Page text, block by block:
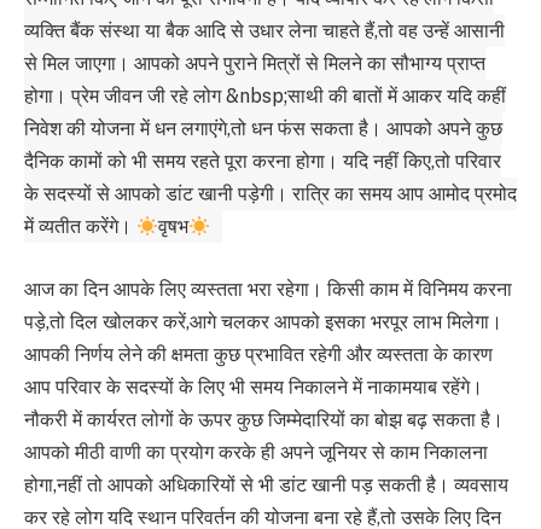
व्यक्ति बैंक संस्था या बैक आदि से उधार लेना चाहते हैं,तो वह उन्हें आसानी
से मिल जाएगा। आपको अपने पुराने मित्रों से मिलने का सौभाग्य प्राप्त
होगा। प्रेम जीवन जी रहे लोग &nbsp;साथी की बातों में आकर यदि कहीं
निवेश की योजना में धन लगाएंगे,तो धन फंस सकता है। आपको अपने कुछ
दैनिक कामों को भी समय रहते पूरा करना होगा। यदि नहीं किए,तो परिवार
के सदस्यों से आपको डांट खानी पड़ेगी। रात्रि का समय आप आमोद प्रमोद
में व्यतीत करेंगे।
वृषभ
आज का दिन आपके लिए व्यस्तता भरा रहेगा। किसी काम में विनिमय करना
पड़े,तो दिल खोलकर करें,आगे चलकर आपको इसका भरपूर लाभ मिलेगा।
आपकी निर्णय लेने की क्षमता कुछ प्रभावित रहेगी और व्यस्तता के कारण
आप परिवार के सदस्यों के लिए भी समय निकालने में नाकामयाब रहेंगे।
नौकरी में कार्यरत लोगों के ऊपर कुछ जिम्मेदारियों का बोझ बढ़ सकता है।
आपको मीठी वाणी का प्रयोग करके ही अपने जूनियर से काम निकालना
होगा,नहीं तो आपको अधिकारियों से भी डांट खानी पड़ सकती है। व्यवसाय
कर रहे लोग यदि स्थान परिवर्तन की योजना बना रहे हैं,तो उसके लिए दिन